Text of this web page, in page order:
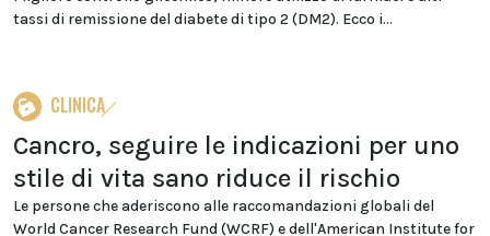
tassi di remissione del diabete di tipo 2 (DM2). Ecco i...
CLINICA
Cancro, seguire le indicazioni per uno
stile di vita sano riduce il rischio
Le persone che aderiscono alle raccomandazioni globali del
World Cancer Research Fund (WCRF) e dell'American Institute for